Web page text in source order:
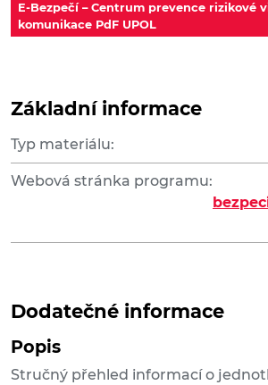
E-Bezpečí – Centrum prevence rizikové
komunikace PdF UPOL
Základní informace
Typ materiálu:
Webová stránka programu:
Dodatečné informace
Popis
Stručný přehled informací o